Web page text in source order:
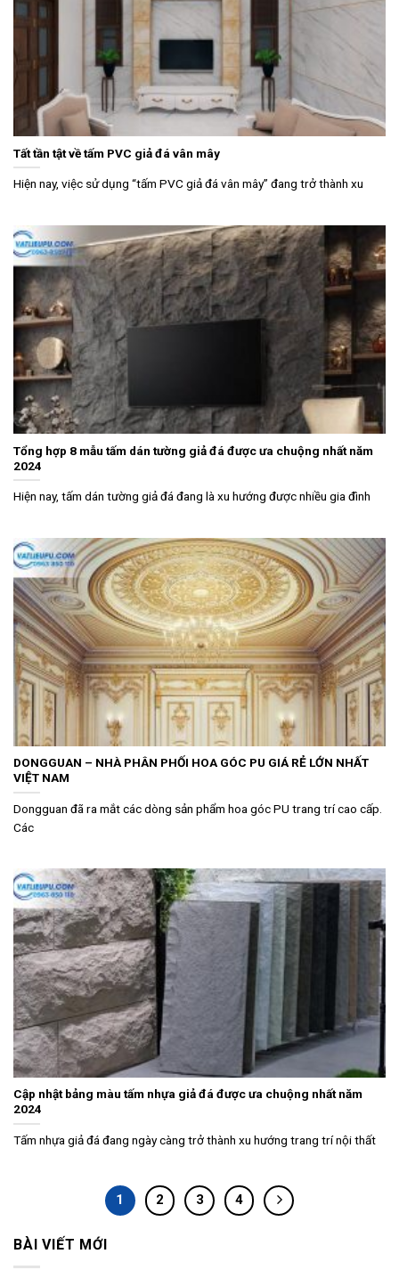
Tất tần tật về tấm PVC giả đá vân mây
Hiện nay, việc sử dụng “tấm PVC giả đá vân mây” đang trở thành xu
Tổng hợp 8 mẫu tấm dán tường giả đá được ưa chuộng nhất năm
2024
Hiện nay, tấm dán tường giả đá đang là xu hướng được nhiều gia đình
DONGGUAN – NHÀ PHÂN PHỐI HOA GÓC PU GIÁ RẺ LỚN NHẤT
VIỆT NAM
Dongguan đã ra mắt các dòng sản phẩm hoa góc PU trang trí cao cấp.
Các
Cập nhật bảng màu tấm nhựa giả đá được ưa chuộng nhất năm
2024
Tấm nhựa giả đá đang ngày càng trở thành xu hướng trang trí nội thất
1 2 3 4
BÀI VIẾT MỚI